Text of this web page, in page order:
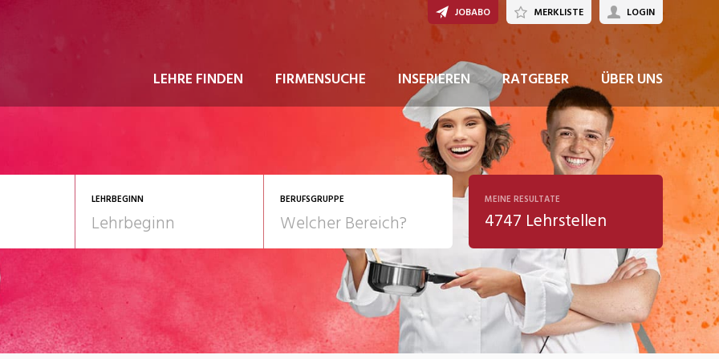
LEHRE FINDEN FIRMENSUCHE INSERIEREN RATGEBER ÜBER UNS
JOBABO MERKLISTE LOGIN
LEHRBEGINN BERUFSGRUPPE
Gesundheit/Pflege/Soziales
Telco
Kultur
MEINE RESULTATE
4747 Lehrstellen
JETZT BEWERBEN